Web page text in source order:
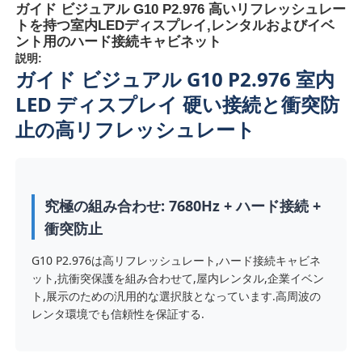
ガイド ビジュアル G10 P2.976 高いリフレッシュレー
トを持つ室内LEDディスプレイ,レンタルおよびイベ
ント用のハード接続キャビネット
説明:
ガイド ビジュアル G10 P2.976 室内
LED ディスプレイ 硬い接続と衝突防
止の高リフレッシュレート
究極の組み合わせ: 7680Hz + ハード接続 +
衝突防止
G10 P2.976は高リフレッシュレート,ハード接続キャビネ
ット,抗衝突保護を組み合わせて,屋内レンタル,企業イベン
ト,展示のための汎用的な選択肢となっています.高周波の
レンタ環境でも信頼性を保証する.